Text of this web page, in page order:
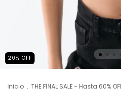
20% OFF
Inicio . THE FINAL SALE - Hasta 60%